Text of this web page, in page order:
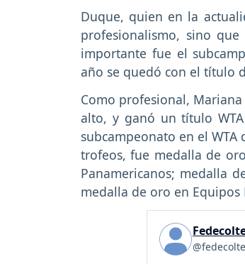
Duque, quien en la
profesionalismo, sino
importante fue el
año se quedó con el título
Como profesional,
alto, y ganó un título
subcampeonato en el
trofeos, fue medalla de
Panamericanos; medalla
medalla de oro en Equipos